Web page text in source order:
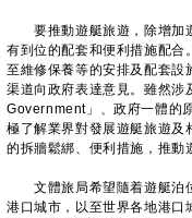
要推動遊艇旅遊，除增加
有到位的配套和便利措施配合
至維修保養等的安排及配套設
渠道向政府表達意見。雖然涉
Government」、政府一體的
極了解業界對發展遊艇旅遊及
的拆牆鬆綁、便利措施，推動
文體旅局希望隨着遊艇泊
港口城市，以至世界各地港口